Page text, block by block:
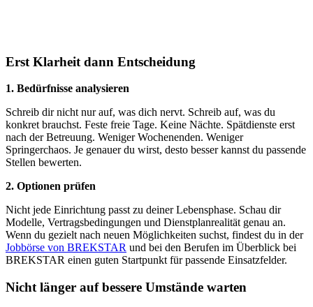
Erst Klarheit dann Entscheidung
1. Bedürfnisse analysieren
Schreib dir nicht nur auf, was dich nervt. Schreib auf, was du
konkret brauchst. Feste freie Tage. Keine Nächte. Spätdienste erst
nach der Betreuung. Weniger Wochenenden. Weniger
Springerchaos. Je genauer du wirst, desto besser kannst du passende
Stellen bewerten.
2. Optionen prüfen
Nicht jede Einrichtung passt zu deiner Lebensphase. Schau dir
Modelle, Vertragsbedingungen und Dienstplanrealität genau an.
Wenn du gezielt nach neuen Möglichkeiten suchst, findest du in der
Jobbörse von BREKSTAR und bei den Berufen im Überblick bei
BREKSTAR einen guten Startpunkt für passende Einsatzfelder.
Nicht länger auf bessere Umstände warten